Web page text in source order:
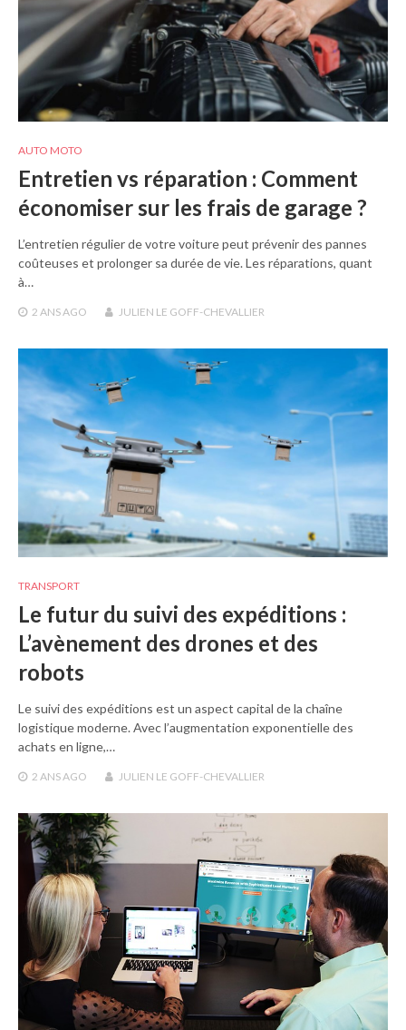
AUTO MOTO
Entretien vs réparation : Comment
économiser sur les frais de garage ?
L’entretien régulier de votre voiture peut prévenir des pannes
coûteuses et prolonger sa durée de vie. Les réparations, quant
à…
2 ANS AGO JULIEN LE GOFF-CHEVALLIER
TRANSPORT
Le futur du suivi des expéditions :
L’avènement des drones et des
robots
Le suivi des expéditions est un aspect capital de la chaîne
logistique moderne. Avec l’augmentation exponentielle des
achats en ligne,…
2 ANS AGO JULIEN LE GOFF-CHEVALLIER